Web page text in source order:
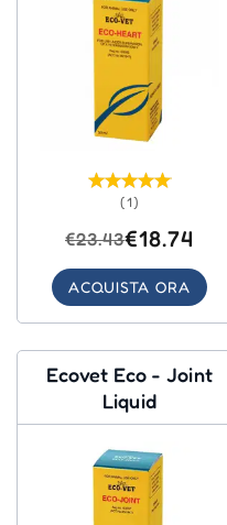
(1)
€23.43€18.74
ACQUISTA ORA
Ecovet Eco - Joint
Liquid